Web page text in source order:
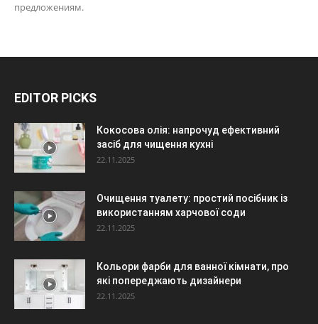
предложениям.
EDITOR PICKS
Кокосова олія: напрочуд ефективний
засіб для чищення кухні
22.11.2025
Очищення туалету: простий посібник із
використанням харчової соди
22.11.2025
Кольори фарби для ванної кімнати, про
які попереджають дизайнери
22.11.2025